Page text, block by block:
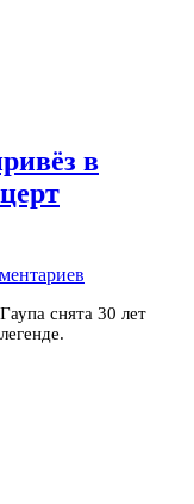
в
снята 30 лет